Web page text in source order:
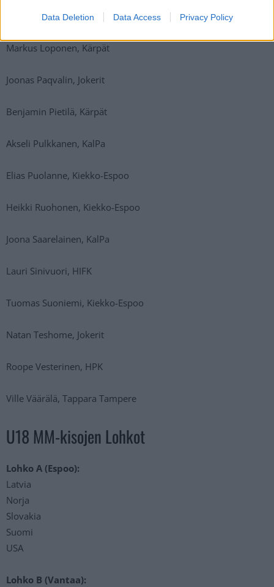
Data Deletion Data Access Privacy Policy
Oliver Kopiloff, HPK
Markus Loponen, Kärpät
Joonas Paqvalin, Jokerit
Benjamin Pietilä, Kärpät
Akseli Pulkkanen, KalPa
Elias Puolanne, Kiekko-Espoo
Heikki Ruohonen, Kiekko-Espoo
Joona Saarelainen, KalPa
Lauri Sinivuori, HIFK
Tuomas Suoniemi, Kiekko-Espoo
Natan Teshome, Jokerit
Roope Vesterinen, HPK
Ville Väärälä, Tappara Tampere
U18 MM-kisojen Lohkot
Lohko A (Espoo):
Latvia
Norja
Slovakia
Suomi
USA
Lohko B (Vantaa):